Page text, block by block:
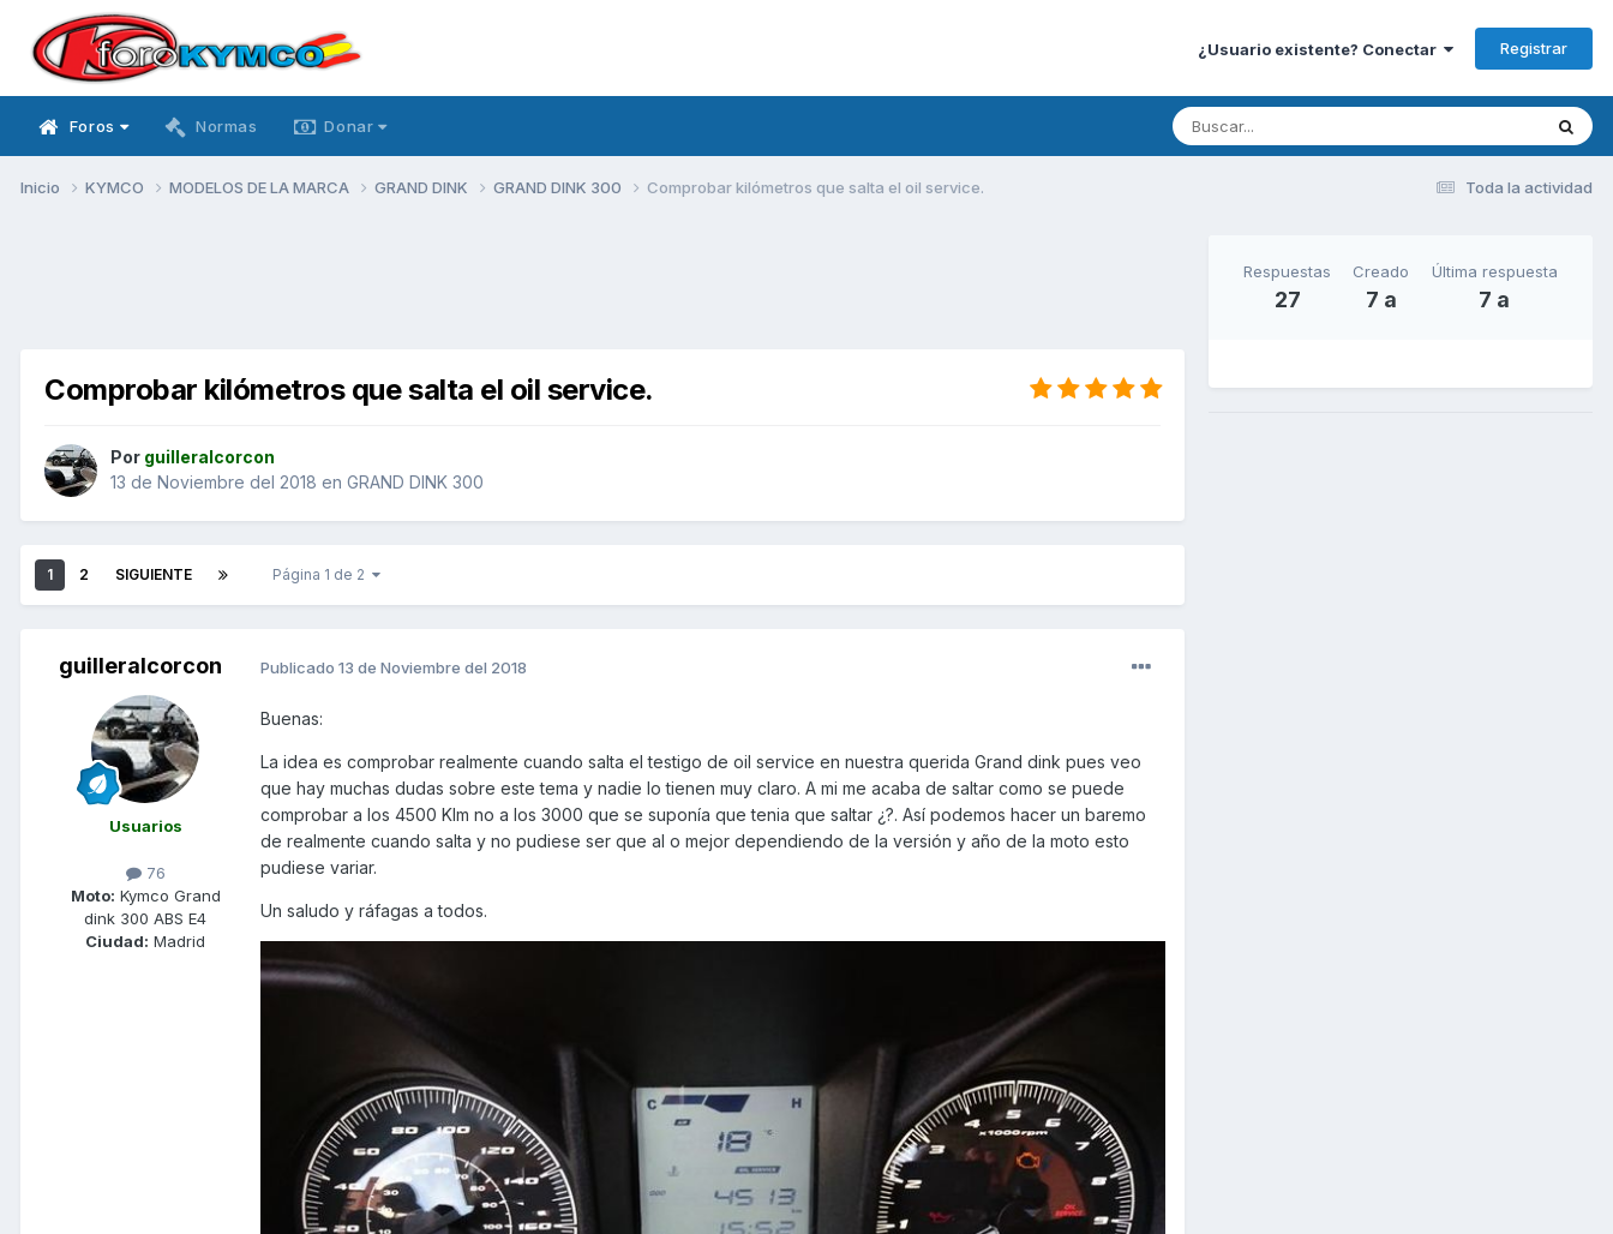
¿Usuario existente? Conectar Registrar
Foros Normas Donar
Toda la actividad
Inicio KYMCO MODELOS DE LA MARCA GRAND DINK GRAND DINK 300 Comprobar kilómetros que salta el oil service.
Comprobar kilómetros que salta el oil service.
Por guilleralcorcon
13 de Noviembre del 2018 en GRAND DINK 300
1 2 SIGUIENTE Página 1 de 2
guilleralcorcon
Usuarios
76
Moto: Kymco Grand
dink 300 ABS E4
Ciudad: Madrid
Publicado 13 de Noviembre del 2018
Buenas:
La idea es comprobar realmente cuando salta el testigo de oil service en nuestra querida Grand dink pues veo
que hay muchas dudas sobre este tema y nadie lo tienen muy claro. A mi me acaba de saltar como se puede
comprobar a los 4500 Klm no a los 3000 que se suponía que tenia que saltar ¿?. Así podemos hacer un baremo
de realmente cuando salta y no pudiese ser que al o mejor dependiendo de la versión y año de la moto esto
pudiese variar.
Un saludo y ráfagas a todos.
Respuestas
27
Creado
7 a
Última respuesta
7 a